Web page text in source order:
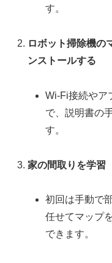
す。
ロボット掃除機の
ンストールする
Wi-Fi接続やア
で、説明書の
す。
家の間取りを学習
初回は手動で
任せてマップ
できます。